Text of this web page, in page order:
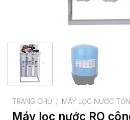
TRANG CHỦ / MÁY LỌC NƯỚC
Máy lọc nước RO